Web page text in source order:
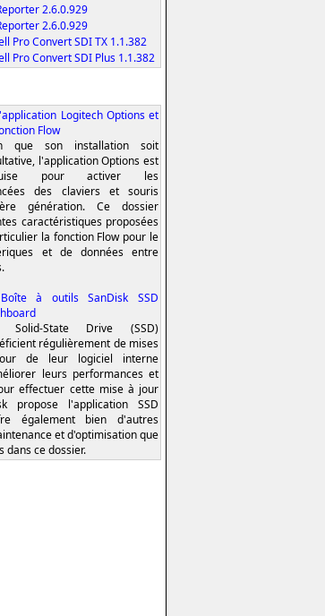
2.6.0.929
2.6.0.929
Pro Convert SDI TX 1.1.382
Pro Convert SDI Plus 1.1.382
Logitech Options et
Flow
que son installation soit
l'application Options est
pour activer les
des claviers et souris
génération. Ce dossier
caractéristiques proposées
la fonction Flow pour le
et de données entre
Boîte à outils SanDisk SSD
Solid-State Drive (SSD)
régulièrement de mises
de leur logiciel interne
leurs performances et
effectuer cette mise à jour
propose l'application SSD
également bien d'autres
et d'optimisation que
dans ce dossier.